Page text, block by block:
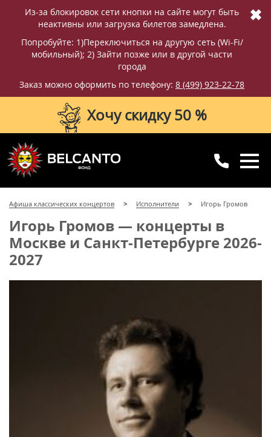
Из-за блокировок сети кнопки на сайте могут быть
неактивны или загрузка билетов замедлена.
Попробуйте: 1)Переключиться на другую сеть (Wi-Fi/
мобильный); 2) Зайти позже или в другой части
города
Заказ можно оформить по телефону: 8 (499) 923-22-78
✖
Хочу скидку 50 %
8 (499) 923-22-78
8 (800) 770-09-71
для регионов
Афиша классических концертов Исполнители Игорь Громов
Игорь Громов — концерты в
Москве и Санкт-Петербурге 2026-
2027